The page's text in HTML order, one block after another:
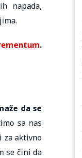
napada,
.
da se
sa nas
za aktivno
se čini da